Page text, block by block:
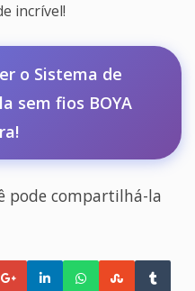
incrível!
o Sistema de
sem fios BOYA
pode compartilhá-la